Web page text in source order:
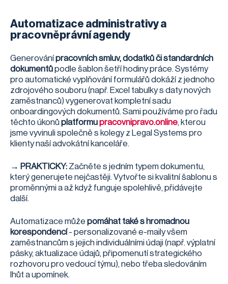
Automatizace administrativy a
pracovněprávní agendy
Generovánípracovních smluv, dodatků či standardních
dokumentůpodle šablon šetří hodiny práce. Systémy
pro automatické vyplňování formulářů dokáží z jednoho
zdrojového souboru (např. Excel tabulky s daty nových
zaměstnanců) vygenerovat kompletní sadu
onboardingových dokumentů. Sami používáme pro řadu
těchto úkonů platformupracovnipravo.online, kterou
jsme vyvinuli společně s kolegy z Legal Systems pro
klienty naší advokátní kanceláře.
→ PRAKTICKY: Začněte s jedním typem dokumentu,
který generujete nejčastěji. Vytvořte si kvalitní šablonu s
proměnnými a až když funguje spolehlivě, přidávejte
další.
Automatizace může pomáhat také s hromadnou
korespondencí- personalizované e-maily všem
zaměstnancům s jejich individuálními údaji (např. výplatní
pásky, aktualizace údajů, připomenutí strategického
rozhovoru pro vedoucí týmu), nebo třeba sledováním
lhůt a upomínek.